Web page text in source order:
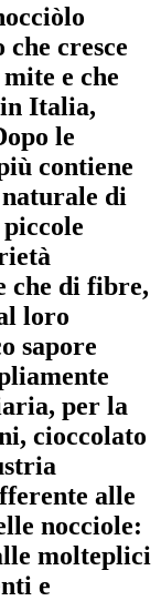
cresce
e che
Italia,
le
contiene
di
che di fibre,
loro
sapore
per la
cioccolato
alle
nocciole:
molteplici
e